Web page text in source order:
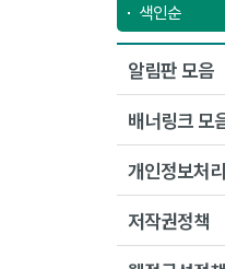
색인순
알림판 모음
배너링크 모
개인정보처
저작권정책